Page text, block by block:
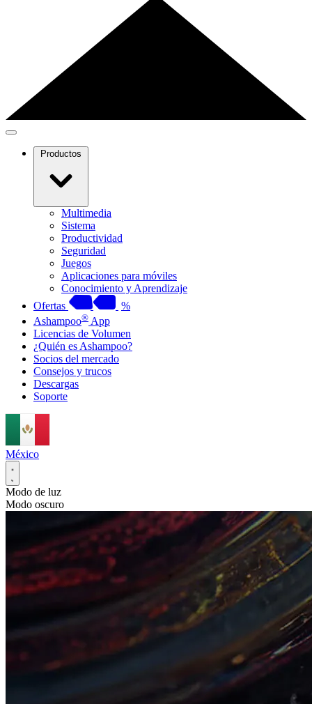
Productos
Multimedia
Sistema
Productividad
Seguridad
Juegos
Aplicaciones para móviles
Conocimiento y Aprendizaje
Ofertas
%
Ashampoo® App
Licencias de Volumen
¿Quién es Ashampoo?
Socios del mercado
Consejos y trucos
Descargas
Soporte
México
Modo de luz
Modo oscuro